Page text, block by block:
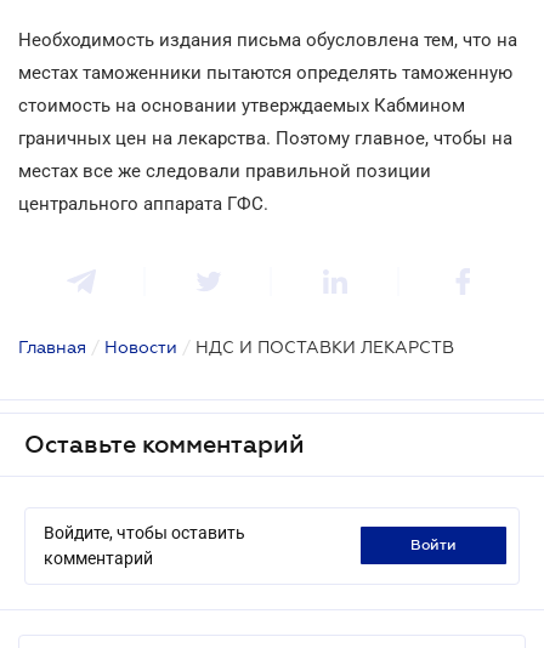
Необходимость издания письма обусловлена тем, что на
местах таможенники пытаются определять таможенную
стоимость на основании утверждаемых Кабмином
граничных цен на лекарства. Поэтому главное, чтобы на
местах все же следовали правильной позиции
центрального аппарата ГФС.
Главная / Новости / НДС И ПОСТАВКИ ЛЕКАРСТВ
Оставьте комментарий
Войдите, чтобы оставить
комментарий
войти